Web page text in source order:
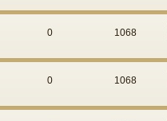
0 1068
0 1068